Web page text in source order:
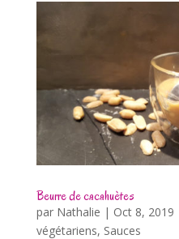
Beurre de cacahuètes
par Nathalie | Oct 8, 2019
végétariens, Sauces